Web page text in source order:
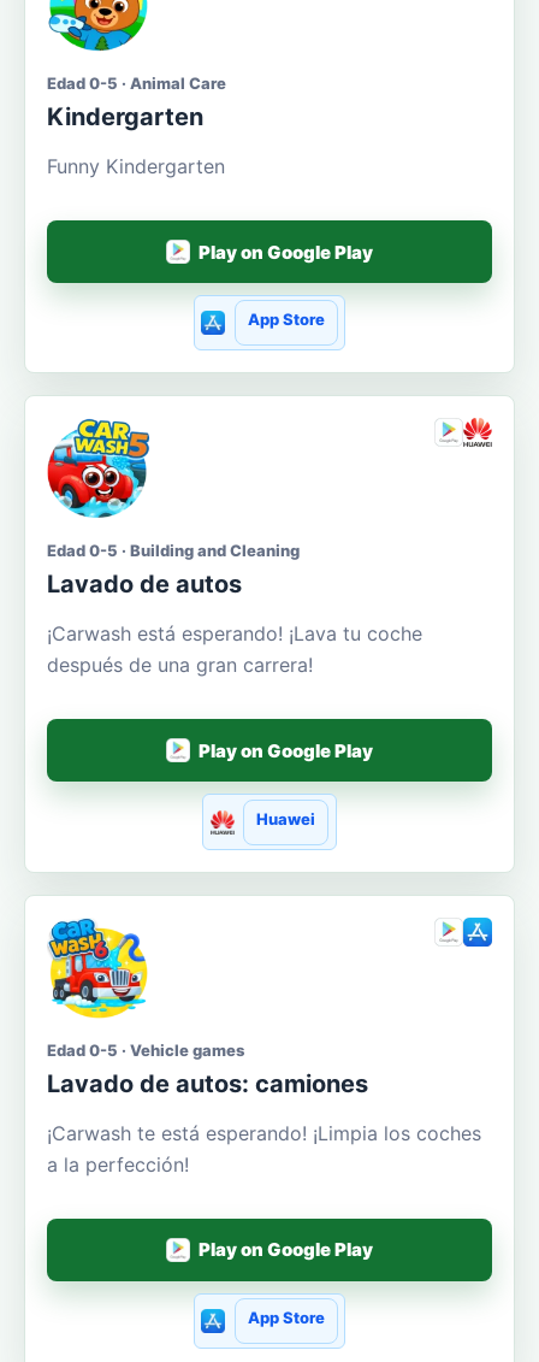
Edad 0-5 · Animal Care
Kindergarten
Funny Kindergarten
Play on Google Play
App Store
Edad 0-5 · Building and Cleaning
Lavado de autos
¡Carwash está esperando! ¡Lava tu coche
después de una gran carrera!
Play on Google Play
Huawei
Edad 0-5 · Vehicle games
Lavado de autos: camiones
¡Carwash te está esperando! ¡Limpia los coches
a la perfección!
Play on Google Play
App Store